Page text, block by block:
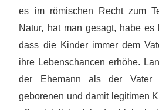
es im römischen Recht zum
Natur, hat man gesagt, habe es
dass die Kinder immer dem
ihre Lebenschancen erhöhe.
der Ehemann als der
geborenen und damit legitimen